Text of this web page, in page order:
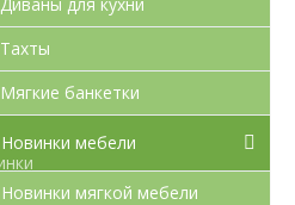
Тахты
Мягкие банкетки
Новинки мебели
Новинки мягкой мебели